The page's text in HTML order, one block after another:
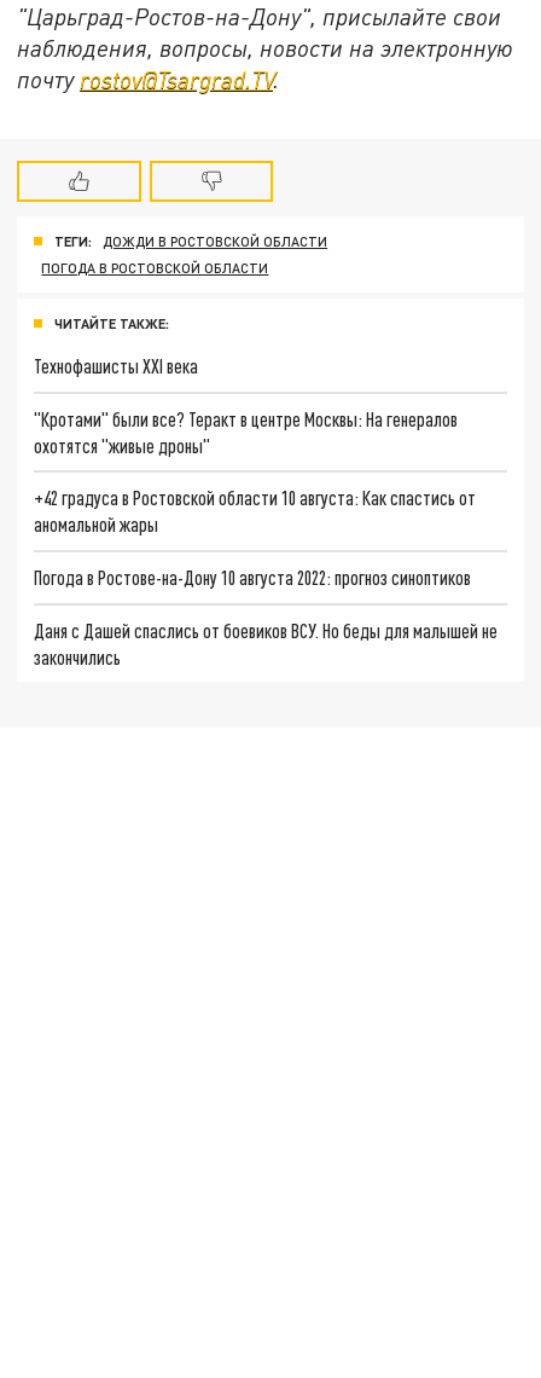
"Царьград-Ростов-на-Дону", присылайте свои
наблюдения, вопросы, новости на электронную
почту rostov@Tsargrad.ТV.
ТЕГИ:
ДОЖДИ В РОСТОВСКОЙ ОБЛАСТИ
ПОГОДА В РОСТОВСКОЙ ОБЛАСТИ
ЧИТАЙТЕ ТАКЖЕ:
Технофашисты XXI века
"Кротами" были все? Теракт в центре Москвы: На генералов
охотятся "живые дроны"
+42 градуса в Ростовской области 10 августа: Как спастись от
аномальной жары
Погода в Ростове-на-Дону 10 августа 2022: прогноз синоптиков
Даня с Дашей спаслись от боевиков ВСУ. Но беды для малышей не
закончились